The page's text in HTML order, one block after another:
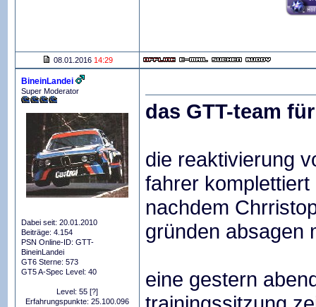
08.01.2016 14:29
BineinLandei
Super Moderator
Dabei seit: 20.01.2010
Beiträge: 4.154
PSN Online-ID: GTT-
BineinLandei
GT6 Sterne: 573
GT5 A-Spec Level: 40
Level: 55 [?]
Erfahrungspunkte: 25.100.096
das GTT-team
die reaktivierung
fahrer
nachdem
gründen absagen
eine gestern